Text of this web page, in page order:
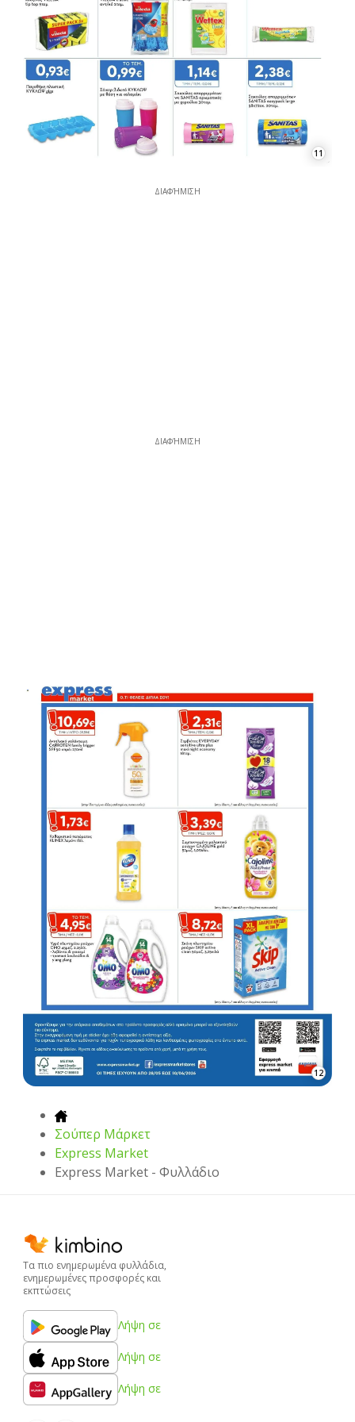
11
ΔΙΑΦΉΜΙΣΗ
ΔΙΑΦΉΜΙΣΗ
12
Σούπερ Μάρκετ
Express Market
Express Market - Φυλλάδιο
Τα πιο ενημερωμένα φυλλάδια,
ενημερωμένες προσφορές και
εκπτώσεις
Λήψη σε
Λήψη σε
Λήψη σε